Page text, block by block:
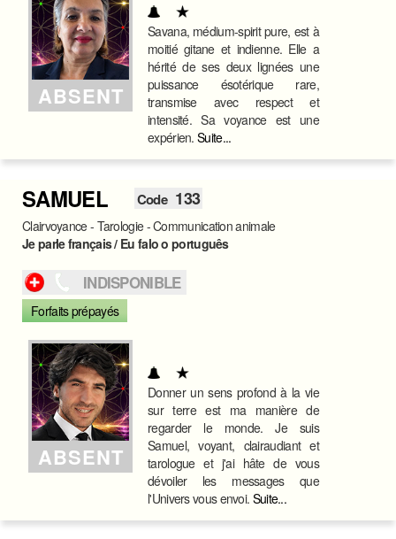
ABSENT
Savana, médium-spirit pure, est à
moitié gitane et indienne. Elle a
hérité de ses deux lignées une
puissance ésotérique rare,
transmise avec respect et
intensité. Sa voyance est une
expérien. Suite...
SAMUEL Code 133
Clairvoyance - Tarologie - Communication animale
Je parle français / Eu falo o português
INDISPONIBLE
Forfaits prépayés
ABSENT
Donner un sens profond à la vie
sur terre est ma manière de
regarder le monde. Je suis
Samuel, voyant, clairaudiant et
tarologue et j'ai hâte de vous
dévoiler les messages que
l'Univers vous envoi. Suite...